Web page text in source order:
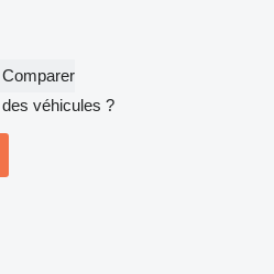
Comparer
véhicules ?